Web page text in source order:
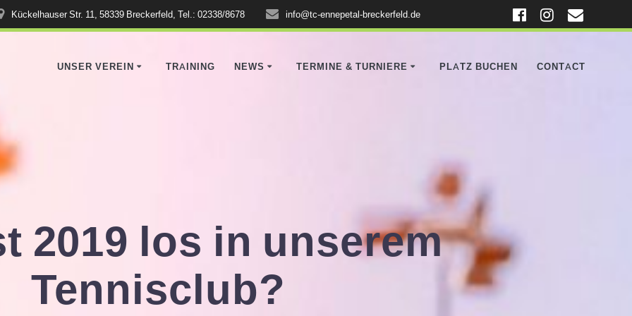
Kückelhauser Str. 11, 58339 Breckerfeld, Tel.: 02338/8678 info@tc-ennepetal-breckerfeld.de
UNSER VEREIN TRAINING NEWS TERMINE & TURNIERE PLATZ BUCHEN CONTACT
2019 los in unserem
Tennisclub?